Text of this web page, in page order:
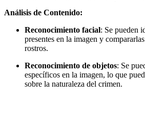
Análisis de Contenido:
Reconocimiento facial: Se pueden
presentes en la imagen y
rostros.
Reconocimiento de objetos: Se
específicos en la imagen, lo que
sobre la naturaleza del crimen.